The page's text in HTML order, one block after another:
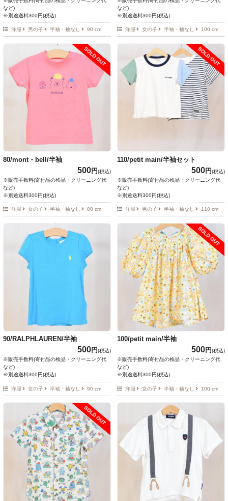
など)
※別途送料300円(税込)
洋服 男の子 半袖・袖なし 90 cm
など)
※別途送料300円(税込)
洋服 女の子 半袖・袖なし 100 cm
SOLD OUT
80/mont・bell/半袖
500円(税込)
※販売手数料(寄付品の検品・クリーニング代
など)
※別途送料300円(税込)
洋服 女の子 半袖・袖なし 80 cm
SOLD OUT
110/petit main/半袖セット
500円(税込)
※販売手数料(寄付品の検品・クリーニング代
など)
※別途送料300円(税込)
洋服 男の子 半袖・袖なし 110 cm
90/RALPHLAUREN/半袖
500円(税込)
※販売手数料(寄付品の検品・クリーニング代
など)
※別途送料300円(税込)
洋服 女の子 半袖・袖なし 90 cm
SOLD OUT
100/petit main/半袖
500円(税込)
※販売手数料(寄付品の検品・クリーニング代
など)
※別途送料300円(税込)
洋服 女の子 半袖・袖なし 100 cm
SOLD OUT